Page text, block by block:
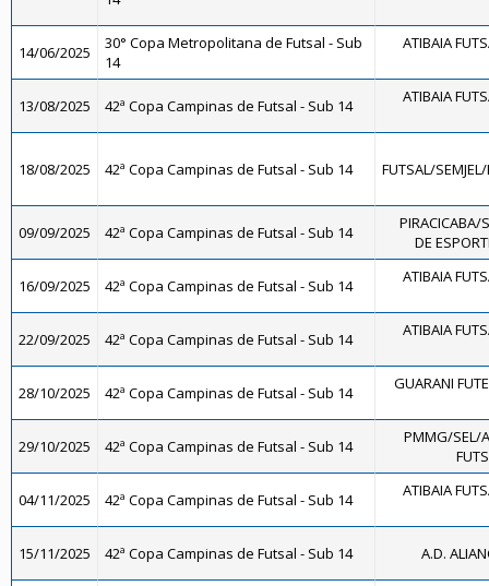
14/06/2025
30° Copa Metropolitana de Futsal - Sub
14
ATIBAIA
13/08/2025 42ª Copa Campinas de Futsal - Sub 14 ATIBAIA
18/08/2025 42ª Copa Campinas de Futsal - Sub 14 FUTSAL/
09/09/2025 42ª Copa Campinas de Futsal - Sub 14
PIRACICABA/
DE
16/09/2025 42ª Copa Campinas de Futsal - Sub 14 ATIBAIA
22/09/2025 42ª Copa Campinas de Futsal - Sub 14 ATIBAIA
28/10/2025 42ª Copa Campinas de Futsal - Sub 14 GUARANI
29/10/2025 42ª Copa Campinas de Futsal - Sub 14
PMMG/SEL/
04/11/2025 42ª Copa Campinas de Futsal - Sub 14 ATIBAIA
15/11/2025 42ª Copa Campinas de Futsal - Sub 14 A.D.